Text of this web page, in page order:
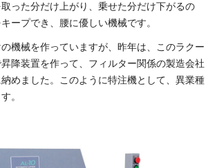
った分だけ上がり、乗せた分だけ下がるの
ープでき、腰に優しい機械です。
機械を作っていますが、昨年は、このラクー
降装置を作って、フィルター関係の製造会社
めました。このように特注機として、異業種
。